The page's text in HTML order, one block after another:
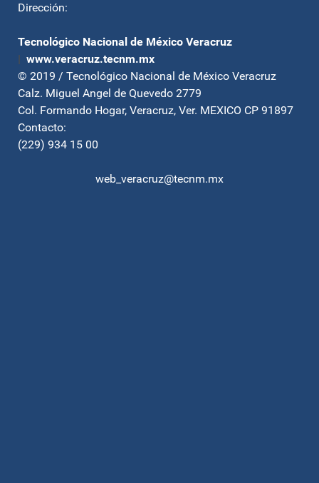
Dirección:
Tecnológico Nacional de México Veracruz
| www.veracruz.tecnm.mx
© 2019 / Tecnológico Nacional de México Veracruz
Calz. Miguel Angel de Quevedo 2779
Col. Formando Hogar, Veracruz, Ver. MEXICO CP 91897
Contacto:
(229) 934 15 00
web_veracruz@tecnm.mx